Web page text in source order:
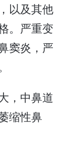
以及其他
。严重变
窦炎，严
，中鼻道
缩性鼻